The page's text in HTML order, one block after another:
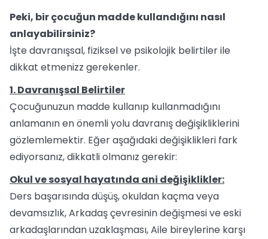
Peki, bir çocuğun madde kullandığını nasıl
anlayabilirsiniz?
İşte davranışsal, fiziksel ve psikolojik belirtiler ile
dikkat etmenizz gerekenler.
1. Davranışsal Belirtiler
Çocuğunuzun madde kullanıp kullanmadığını
anlamanın en önemli yolu davranış değişikliklerini
gözlemlemektir. Eğer aşağıdaki değişiklikleri fark
ediyorsanız, dikkatli olmanız gerekir:
Okul ve sosyal hayatında ani değişiklikler:
Ders başarısında düşüş, okuldan kaçma veya
devamsızlık, Arkadaş çevresinin değişmesi ve eski
arkadaşlarından uzaklaşması, Aile bireylerine karşı